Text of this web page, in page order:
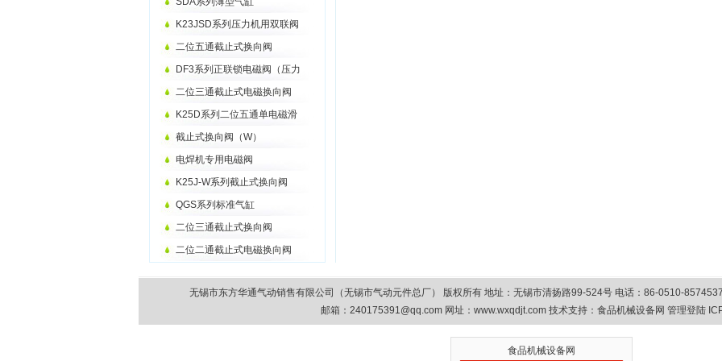
K23JSD系列压力机用双联阀
二位五通截止式换向阀
DF3系列正联锁电磁阀（压力
二位三通截止式电磁换向阀
K25D系列二位五通单电磁滑
截止式换向阀（W）
电焊机专用电磁阀
K25J-W系列截止式换向阀
QGS系列标准气缸
二位三通截止式换向阀
二位二通截止式电磁换向阀
无锡市东方华通气动销售有限公司（无锡市气动元件总厂） 版权所有 地址：无锡市清扬路99-524号 电话：86-0510-
邮箱： 240175391@qq.com网址：www.wxqdjt.com 技术支持： 食品机械设备网 管理登陆
食品机械设备网